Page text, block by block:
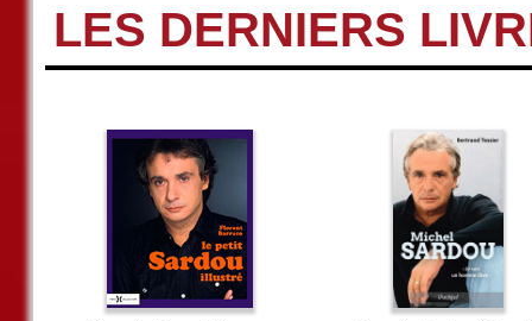
LES DERNIERS